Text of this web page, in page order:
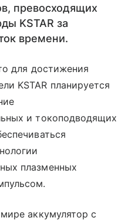
превосходящих
KSTAR за
времени.
для достижения
KSTAR планируется
и токоподводящих
плазменных
аккумулятор с